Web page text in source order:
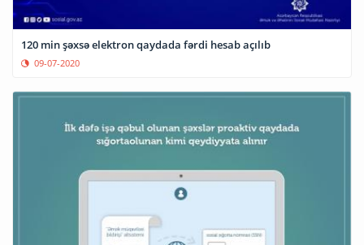
120 min şəxsə elektron qaydada fərdi hesab açılıb
09-07-2020